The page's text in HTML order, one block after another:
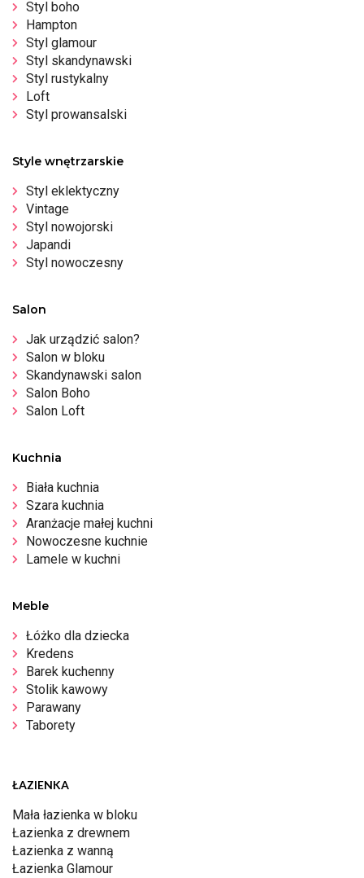
Styl boho
Hampton
Styl glamour
Styl skandynawski
Styl rustykalny
Loft
Styl prowansalski
Style wnętrzarskie
Styl eklektyczny
Vintage
Styl nowojorski
Japandi
Styl nowoczesny
Salon
Jak urządzić salon?
Salon w bloku
Skandynawski salon
Salon Boho
Salon Loft
Kuchnia
Biała kuchnia
Szara kuchnia
Aranżacje małej kuchni
Nowoczesne kuchnie
Lamele w kuchni
Meble
Łóżko dla dziecka
Kredens
Barek kuchenny
Stolik kawowy
Parawany
Taborety
ŁAZIENKA
Mała łazienka w bloku
Łazienka z drewnem
Łazienka z wanną
Łazienka Glamour